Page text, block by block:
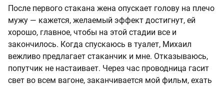
После первого стакана жена опускает голову на плечо
мужу — кажется, желаемый эффект достигнут, ей
хорошо, главное, чтобы на этой стадии все и
закончилось. Когда спускаюсь в туалет, Михаил
вежливо предлагает стаканчик и мне. Отказываюсь,
попутчик не настаивает. Через час проводница гасит
свет во всем вагоне, заканчивается мой фильм, ехать